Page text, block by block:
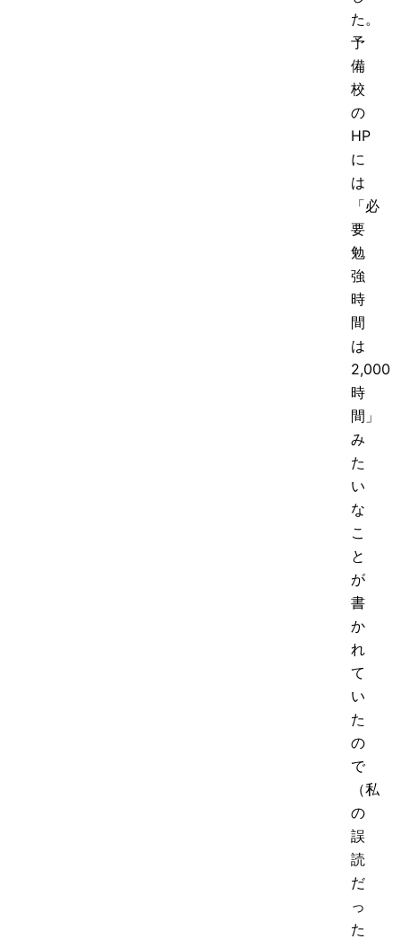
た。
予
備
校
の
HP
に
は
「必
要
勉
強
時
間
は
2,000
時
間」
み
た
い
な
こ
と
が
書
か
れ
て
い
た
の
で
（私
の
誤
読
だ
っ
た